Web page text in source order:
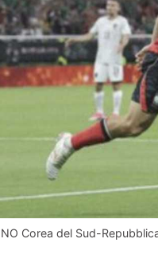
Corea del Sud-